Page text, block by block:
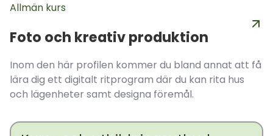
Allmän kurs
Foto och kreativ produktion
Inom den här profilen kommer du bland annat att få
lära dig ett digitalt ritprogram där du kan rita hus
och lägenheter samt designa föremål.